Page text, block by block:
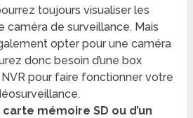
toujours visualiser les
caméra de surveillance. Mais
opter pour une caméra
donc besoin d’une box
NVR pour faire fonctionner votre
carte mémoire SD ou d’un